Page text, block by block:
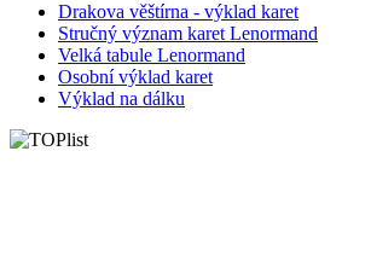
Drakova věštírna - výklad karet
Stručný význam karet Lenormand
Velká tabule Lenormand
Osobní výklad karet
Výklad na dálku